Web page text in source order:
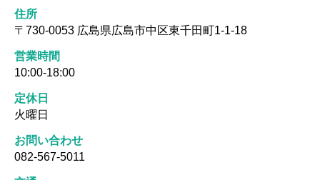
主催 積水ハウス広島支店
住所
〒730-0053 広島県広島市中区東千田町1-1-18
営業時間
10:00-18:00
定休日
火曜日
お問い合わせ
082-567-5011